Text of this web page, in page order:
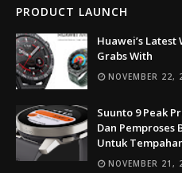
PRODUCT LAUNCH
Huawei’s Latest
Grabs With
NOVEMBER 22,
Suunto 9 Peak
Dan Pemproses
Untuk
NOVEMBER 21,